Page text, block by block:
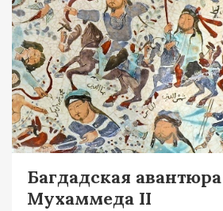
Багдадская авантюра
Мухаммеда II